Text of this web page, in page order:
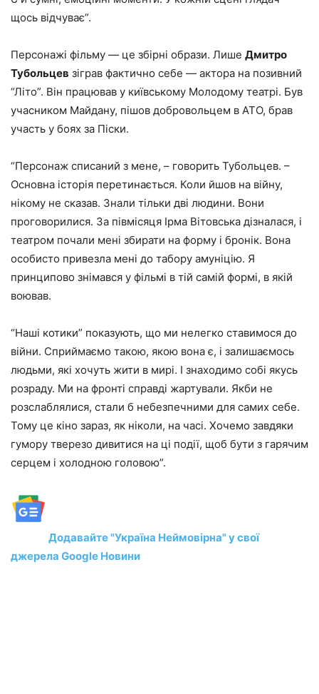
щось відчуває”.
Персонажі фільму — це збірні образи. Лише Дмитро
Тубольцев зіграв фактично себе — актора на позивний
“Літо”. Він працював у київському Молодому театрі. Був
учасником Майдану, пішов добровольцем в АТО, брав
участь у боях за Піски.
“Персонаж списаний з мене, – говорить Тубольцев. –
Основна історія перетинається. Коли йшов на війну,
нікому не сказав. Знали тільки дві людини. Вони
проговорилися. За півмісяця Ірма Вітовська дізналася, і
театром почали мені збирати на форму і бронік. Вона
особисто привезла мені до табору амуніцію. Я
принципово знімався у фільмі в тій самій формі, в якій
воював.
“Наші котики” показують, що ми нелегко ставимося до
війни. Сприймаємо такою, якою вона є, і залишаємось
людьми, які хочуть жити в мирі. І знаходимо собі якусь
розраду. Ми на фронті справді жартували. Якби не
розслаблялися, стали б небезпечними для самих себе.
Тому це кіно зараз, як ніколи, на часі. Хочемо завдяки
гумору тверезо дивитися на ці події, щоб бути з гарячим
серцем і холодною головою”.
Додавайте "Україна Неймовірна" у свої
джерела Google Новини